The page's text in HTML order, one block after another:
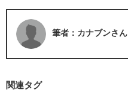
筆者：カナブンさん
関連タグ